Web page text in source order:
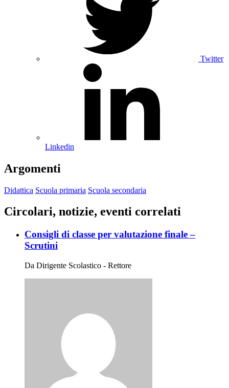
Twitter
Linkedin
Argomenti
Didattica Scuola primaria Scuola secondaria
Circolari, notizie, eventi correlati
Consigli di classe per valutazione finale –
Scrutini
Da Dirigente Scolastico - Rettore